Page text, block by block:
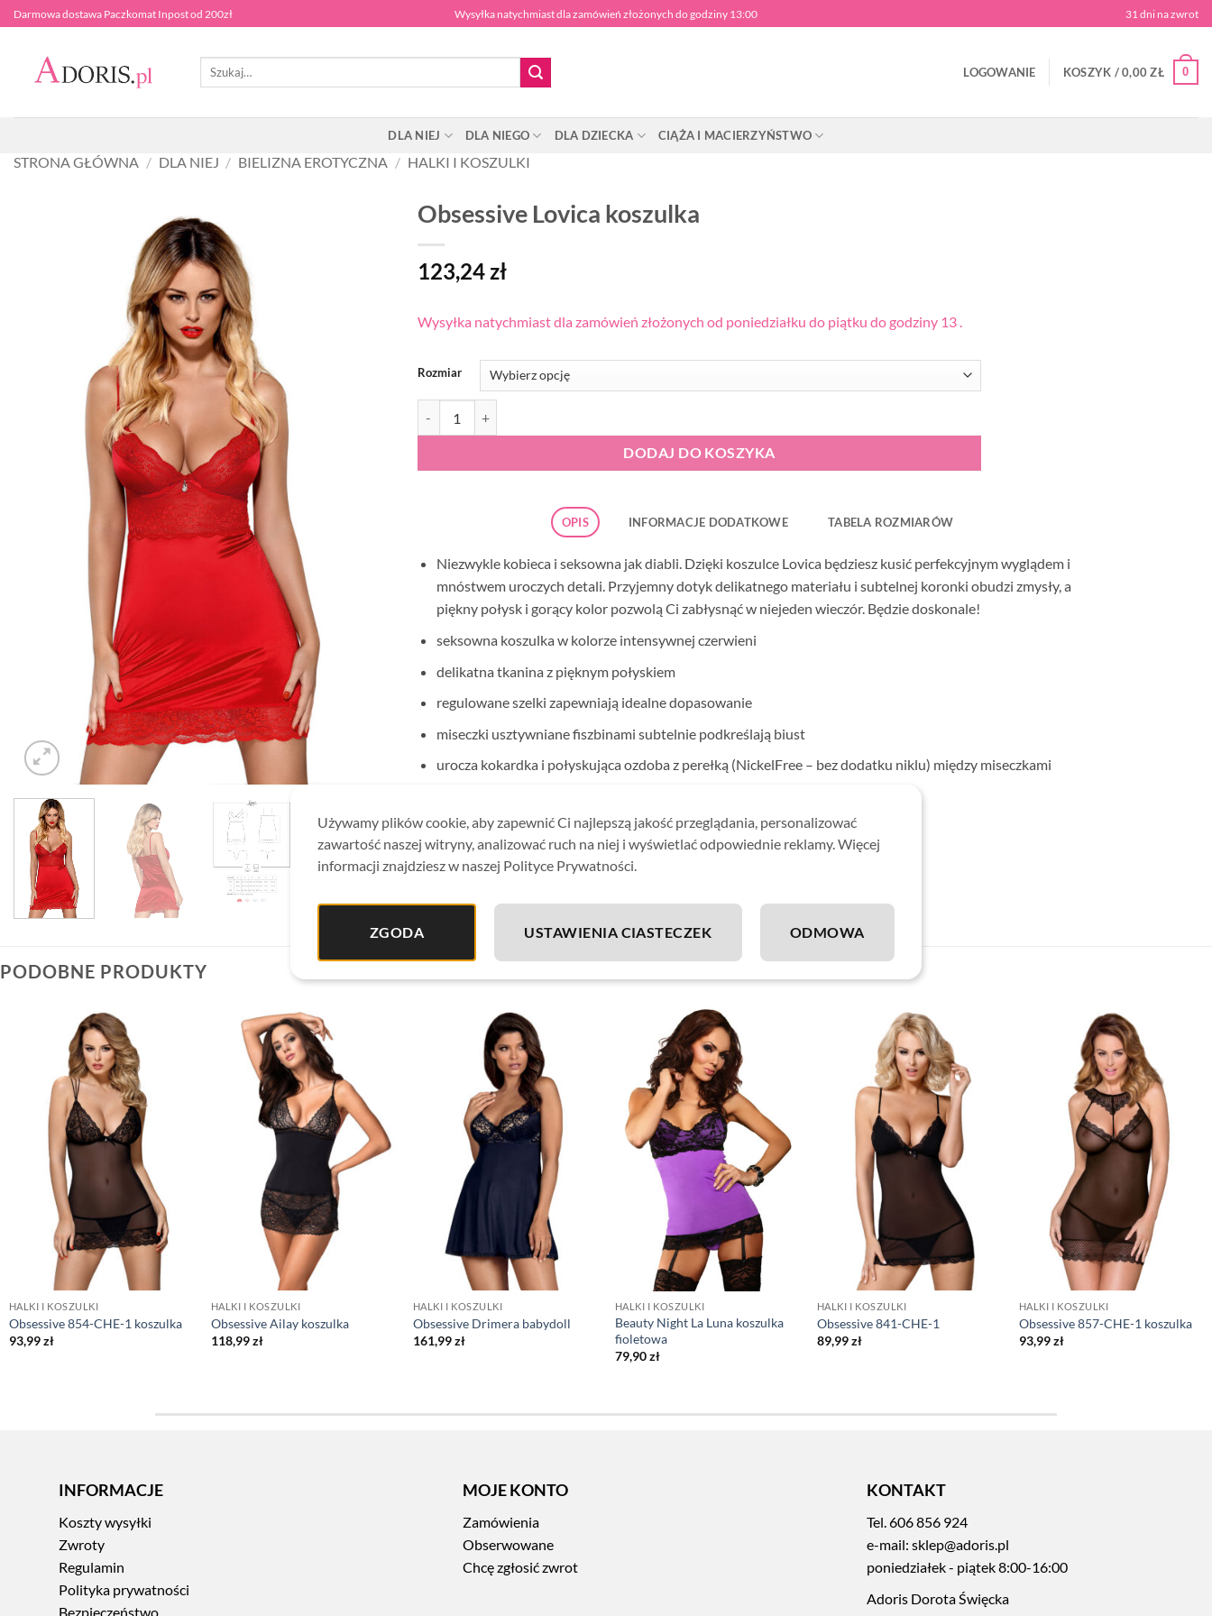
Przewiń
do
zawartości
Darmowa dostawa Paczkomat Inpost od 200zł Wysyłka natychmiast dla zamówień złożonych do godziny 13:00 31 dni na zwrot
Szukaj:
LOGOWANIE KOSZYK /0,00ZŁ 0
DLA NIEJ DLA NIEGO DLA DZIECKA CIĄŻA I MACIERZYŃSTWO
STRONA GŁÓWNA / DLA NIEJ / BIELIZNA EROTYCZNA / HALKI I KOSZULKI
Obsessive Lovica koszulka
123,24zł
Wysyłka natychmiast dla zamówień złożonych od poniedziałku do piątku do godziny 13 .
Rozmiar
DODAJ DO KOSZYKA
OPIS INFORMACJE DODATKOWE TABELA ROZMIARÓW
Niezwykle kobieca i seksowna jak diabli. Dzięki koszulce Lovica będziesz kusić perfekcyjnym wyglądem i
mnóstwem uroczych detali. Przyjemny dotyk delikatnego materiału i subtelnej koronki obudzi zmysły, a
piękny połysk i gorący kolor pozwolą Ci zabłysnąć w niejeden wieczór. Będzie doskonale!
seksowna koszulka w kolorze intensywnej czerwieni
delikatna tkanina z pięknym połyskiem
regulowane szelki zapewniają idealne dopasowanie
miseczki usztywniane fiszbinami subtelnie podkreślają biust
urocza kokardka i połyskująca ozdoba z perełką (NickelFree – bez dodatku niklu) między miseczkami
pasujące do całości stringi w komplecie
elastyczny, przyjemny w dotyku materiał (95% poliamid, 5% elastan)
PODOBNE PRODUKTY
HALKI I KOSZULKI
Obsessive 854-CHE-1 koszulka
93,99zł
HALKI I KOSZULKI
Obsessive Ailay koszulka
118,99zł
HALKI I KOSZULKI
Obsessive Drimera babydoll
161,99zł
HALKI I KOSZULKI
Beauty Night La Luna koszulka
fioletowa
79,90zł
HALKI I KOSZULKI
Obsessive 841-CHE-1
89,99zł
HALKI I KOSZULKI
Obsessive 857-CHE-1 koszulka
93,99zł
INFORMACJE
Koszty wysyłki
Zwroty
Regulamin
Polityka prywatności
Bezpieczeństwo
MOJE KONTO
Zamówienia
Obserwowane
Chcę zgłosić zwrot
KONTAKT
Tel.606 856 924
e-mail: sklep@adoris.pl
poniedziałek - piątek 8:00-16:00
Adoris Dorota Święcka
Używamy plików cookie, aby zapewnić Ci najlepszą jakość przeglądania, personalizować
zawartość naszej witryny, analizować ruch na niej i wyświetlać odpowiednie reklamy. Więcej
informacji znajdziesz w naszej Polityce Prywatności.
ZGODA USTAWIENIA CIASTECZEK ODMOWA